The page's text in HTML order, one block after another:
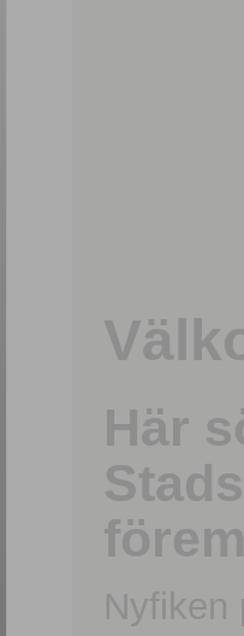
Här
Nyfiken